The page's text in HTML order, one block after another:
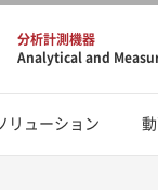
分析計測機器
Analytical and
リューション